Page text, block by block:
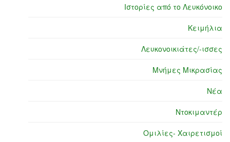
Ιστορίες από το Λευκόνοικο
Κειμήλια
Λευκονοικιάτες/-ισσες
Μνήμες Μικρασίας
Νέα
Ντοκιμαντέρ
Ομιλίες- Χαιρετισμοί